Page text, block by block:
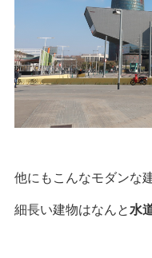
他にもこんなモダンな
細長い建物はなんと水